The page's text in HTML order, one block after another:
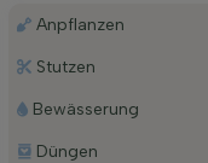
Anpflanzen
Stutzen
Bewässerung
Düngen